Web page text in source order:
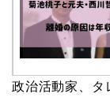
政治活動家、タ